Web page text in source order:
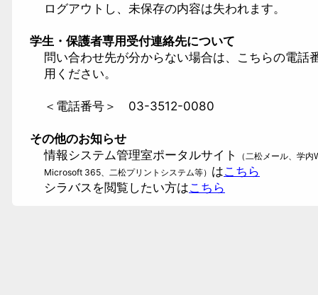
ログアウトし、未保存の内容は失われます。
学生・保護者専用受付連絡先について
問い合わせ先が分からない場合は、こちらの電話
用ください。
＜電話番号＞ 03-3512-0080
その他のお知らせ
情報システム管理室ポータルサイト
（二松メール、学
Microsoft 365、二松プリントシステム等） はこちら
シラバスを閲覧したい方はこちら